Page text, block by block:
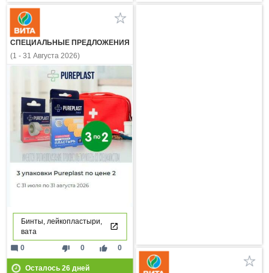
СПЕЦИАЛЬНЫЕ ПРЕДЛОЖЕНИЯ
(1 - 31 Августа 2026)
Бинты, лейкопластыри,
вата
thumb_down 0 thumb_up 0
mode_comment 0
Осталось 26дней